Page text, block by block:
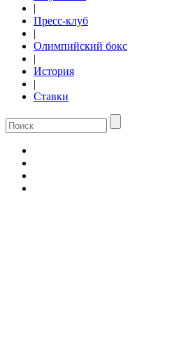
|
Пресс-клуб
|
Олимпийский бокс
|
История
|
Ставки